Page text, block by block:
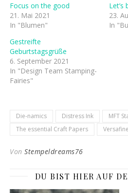
Focus on the good
21. Mai 2021
In "Blumen"
Let’s
23.
In
Gestreifte
Geburtstagsgrüße
6. September 2021
In "Design Team Stamping-
Fairies"
Die-namics Distress Ink MFT
The essential Craft Papers
Von Stempeldreams76
DU BIST HIER AUF